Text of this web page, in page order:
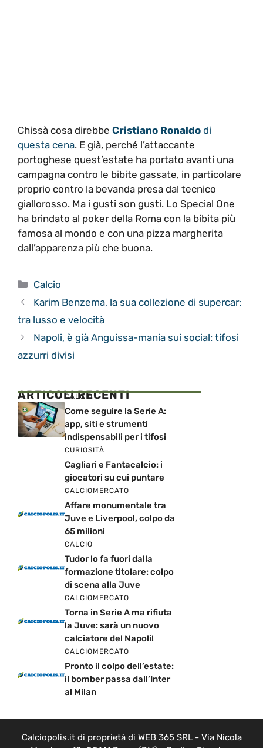
Chissà cosa direbbe Cristiano Ronaldo di
questa cena. E già, perché l’attaccante
portoghese quest’estate ha portato avanti una
campagna contro le bibite gassate, in particolare
proprio contro la bevanda presa dal tecnico
giallorosso. Ma i gusti son gusti. Lo Special One
ha brindato al poker della Roma con la bibita più
famosa al mondo e con una pizza margherita
dall’apparenza più che buona.
Categorie
Calcio
Karim Benzema, la sua collezione di supercar:
tra lusso e velocità
Napoli, è già Anguissa-mania sui social: tifosi
azzurri divisi
ARTICOLI RECENTI
CALCIO
Come seguire la Serie A:
app, siti e strumenti
indispensabili per i tifosi
CURIOSITÀ
Cagliari e Fantacalcio: i
giocatori su cui puntare
CALCIOMERCATO
Affare monumentale tra
Juve e Liverpool, colpo da
65 milioni
CALCIO
Tudor lo fa fuori dalla
formazione titolare: colpo
di scena alla Juve
CALCIOMERCATO
Torna in Serie A ma rifiuta
la Juve: sarà un nuovo
calciatore del Napoli!
CALCIOMERCATO
Pronto il colpo dell’estate:
il bomber passa dall’Inter
al Milan
Calciopolis.it di proprietà di WEB 365 SRL - Via Nicola